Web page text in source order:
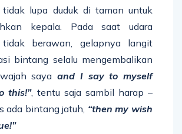
tidak lupa duduk di taman untuk
kepala. Pada saat udara
berawan, gelapnya langit
bintang selalu mengembalikan
saya and I say to myself
this!”, tentu saja sambil harap –
ada bintang jatuh, “then my wish